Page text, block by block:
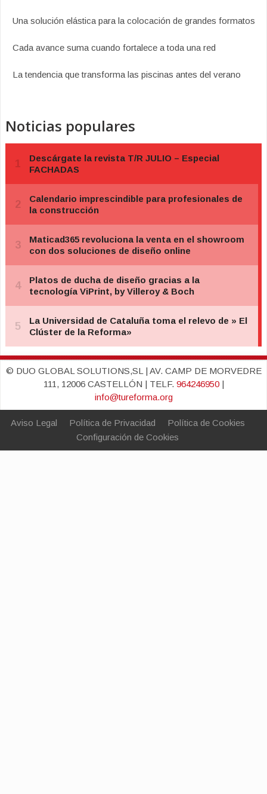
Una solución elástica para la colocación de grandes formatos
Cada avance suma cuando fortalece a toda una red
La tendencia que transforma las piscinas antes del verano
Noticias populares
© DUO GLOBAL SOLUTIONS,SL | AV. CAMP DE MORVEDRE
111, 12006 CASTELLÓN | TELF. 964246950|
info@tureforma.org
Aviso Legal Política de Privacidad
Política de Cookies
Configuración de Cookies